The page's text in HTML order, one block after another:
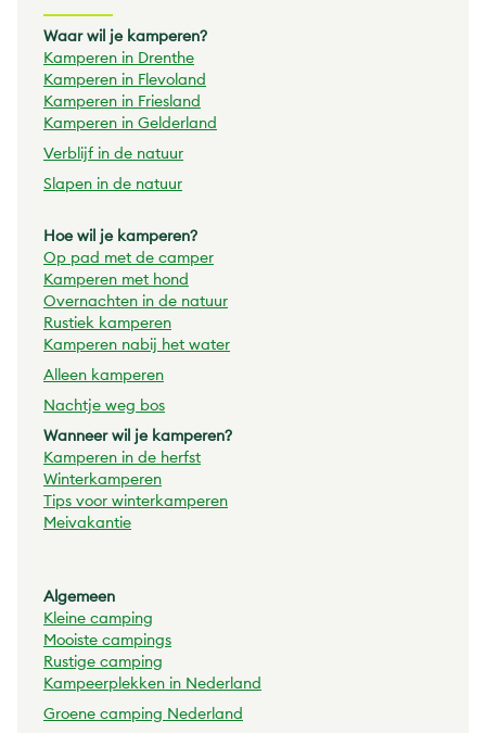
Waar wil je kamperen?
Kamperen in Drenthe
Kamperen in Flevoland
Kamperen in Friesland
Kamperen in Gelderland
Verblijf in de natuur
Slapen in de natuur
Hoe wil je kamperen?
Op pad met de camper
Kamperen met hond
Overnachten in de natuur
Rustiek kamperen
Kamperen nabij het water
Alleen kamperen
Nachtje weg bos
Wanneer wil je kamperen?
Kamperen in de herfst
Winterkamperen
Tips voor winterkamperen
Meivakantie
Algemeen
Kleine camping
Mooiste campings
Rustige camping
Kampeerplekken in Nederland
Groene camping Nederland